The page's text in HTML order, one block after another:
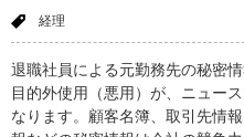
経理
退職社員による元勤務先の秘密
目的外使用（悪用）が、ニュー
なります。顧客名簿、取引先情